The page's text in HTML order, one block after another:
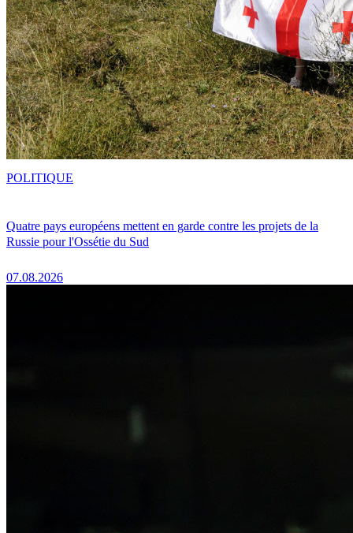
Quatre pays européens mettent en garde contre les projets de la
Russie pour l'Ossétie du Sud
07.08.2026
POLITIQUE